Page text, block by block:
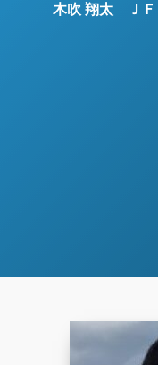
木吹 翔太 ＪＦ